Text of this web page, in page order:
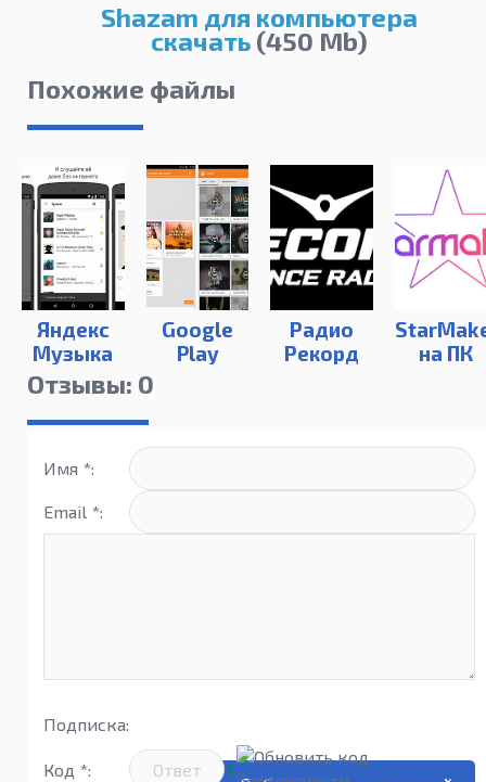
Shazam для компьютера
скачать (450 Mb)
Похожие файлы
Яндекс
Музыка
Google
Play
Радио
Рекорд
на ПК
Отзывы: 0
Имя *:
Email *:
Подписка:
Код *: